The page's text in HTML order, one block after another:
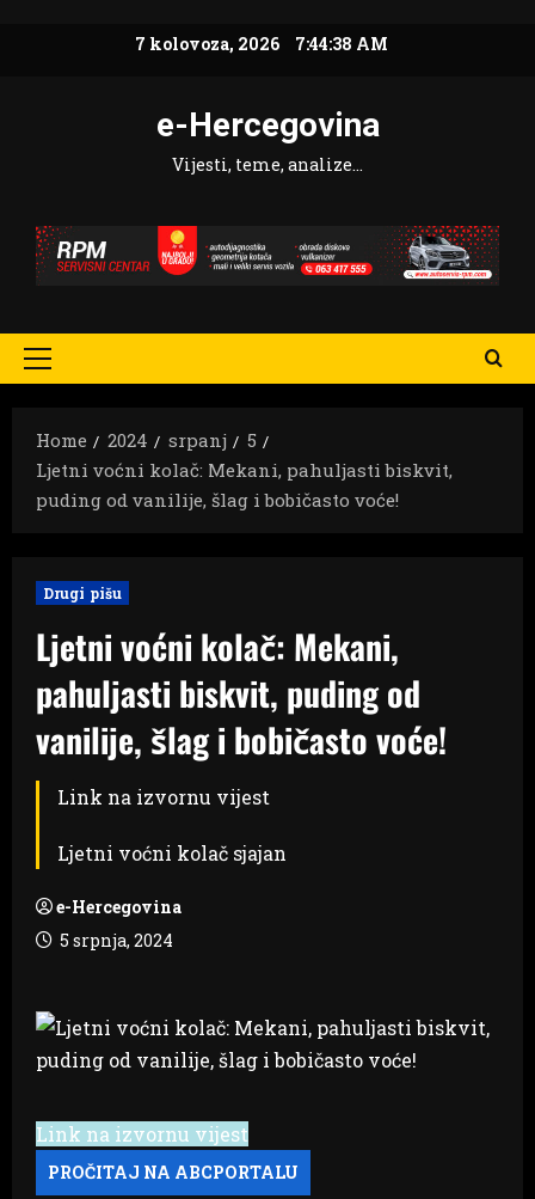
7 kolovoza, 2026 7:44:39 AM
e-Hercegovina
Vijesti, teme, analize…
Primary
Home
2024 srpanj
5
Ljetni voćni kolač: Mekani, pahuljasti biskvit,
puding od vanilije, šlag i bobičasto voće!
Drugi pišu
Ljetni voćni kolač: Mekani,
pahuljasti biskvit, puding od
vanilije, šlag i bobičasto voće!
Link na izvornu vijest
Ljetni voćni kolač sjajan
e-Hercegovina
5 srpnja, 2024
Link na izvornu vijest